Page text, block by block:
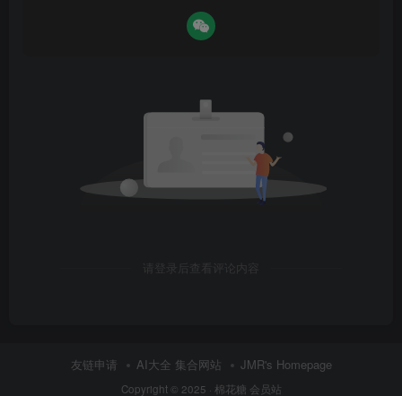
请登录后查看评论内容
友链申请 AI大全 集合网站 JMR's Homepage
Copyright © 2025 · 棉花糖 会员站